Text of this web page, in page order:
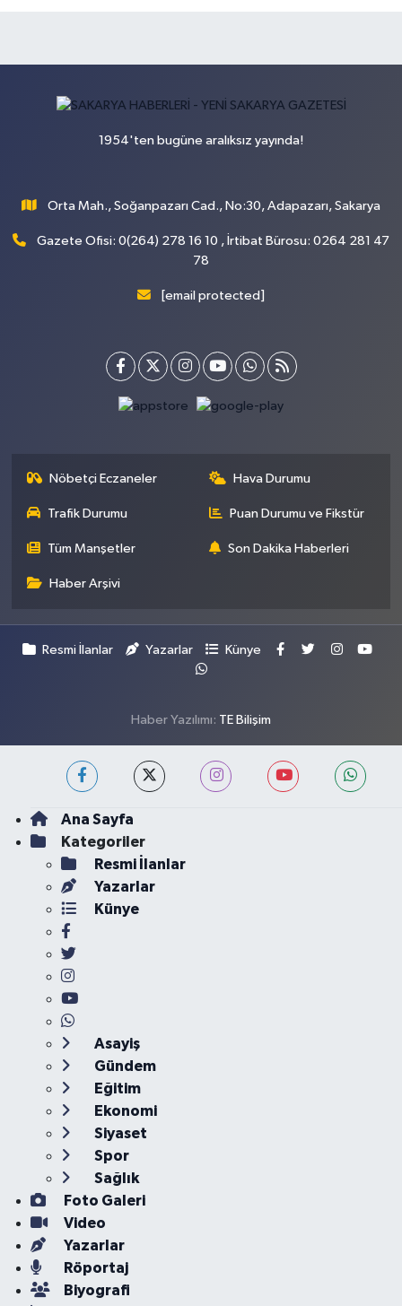
1954'ten bugüne aralıksız yayında!
Orta Mah., Soğanpazarı Cad., No:30, Adapazarı, Sakarya
Gazete Ofisi: 0(264) 278 16 10 , İrtibat Bürosu: 0264 281 47
78
[email protected]
Nöbetçi Eczaneler Hava Durumu
Trafik Durumu Puan Durumu ve Fikstür
Tüm Manşetler Son Dakika Haberleri
Haber Arşivi
Resmi İlanlar Yazarlar Künye
Haber Yazılımı: TE Bilişim
Ana Sayfa
Kategoriler
Resmi İlanlar
Yazarlar
Künye
Asayiş
Gündem
Eğitim
Ekonomi
Siyaset
Spor
Sağlık
Foto Galeri
Video
Yazarlar
Röportaj
Biyografi